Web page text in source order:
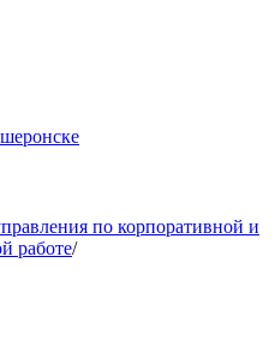
по корпоративной и
работе/